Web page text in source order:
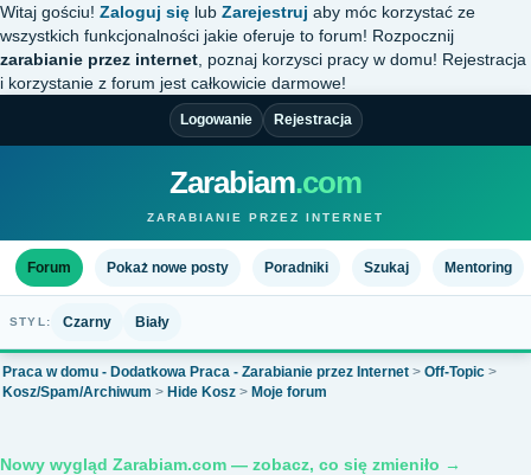
Witaj gościu! Zaloguj się lub Zarejestruj aby móc korzystać ze
wszystkich funkcjonalności jakie oferuje to forum! Rozpocznij
zarabianie przez internet , poznaj korzysci pracy w domu! Rejestracja
i korzystanie z forum jest całkowicie darmowe!
Logowanie Rejestracja
Zarabiam.com
ZARABIANIE PRZEZ INTERNET
Forum Pokaż nowe posty Poradniki Szukaj Mentoring
STYL: Czarny Biały
Praca w domu - Dodatkowa Praca - Zarabianie przez Internet > Off-Topic >
Kosz/Spam/Archiwum > Hide Kosz > Moje forum
Nowy wygląd Zarabiam.com — zobacz, co się zmieniło →